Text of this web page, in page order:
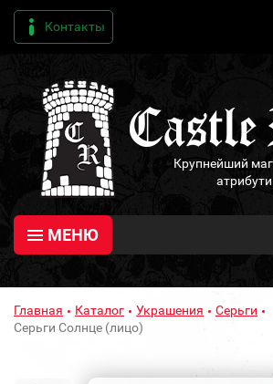
Контакты
Крупнейший
МЕНЮ
Главная Каталог Украшения
Серьги
Серьги Солнце (лицо)